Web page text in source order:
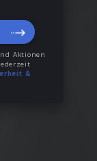
Aktionen
&